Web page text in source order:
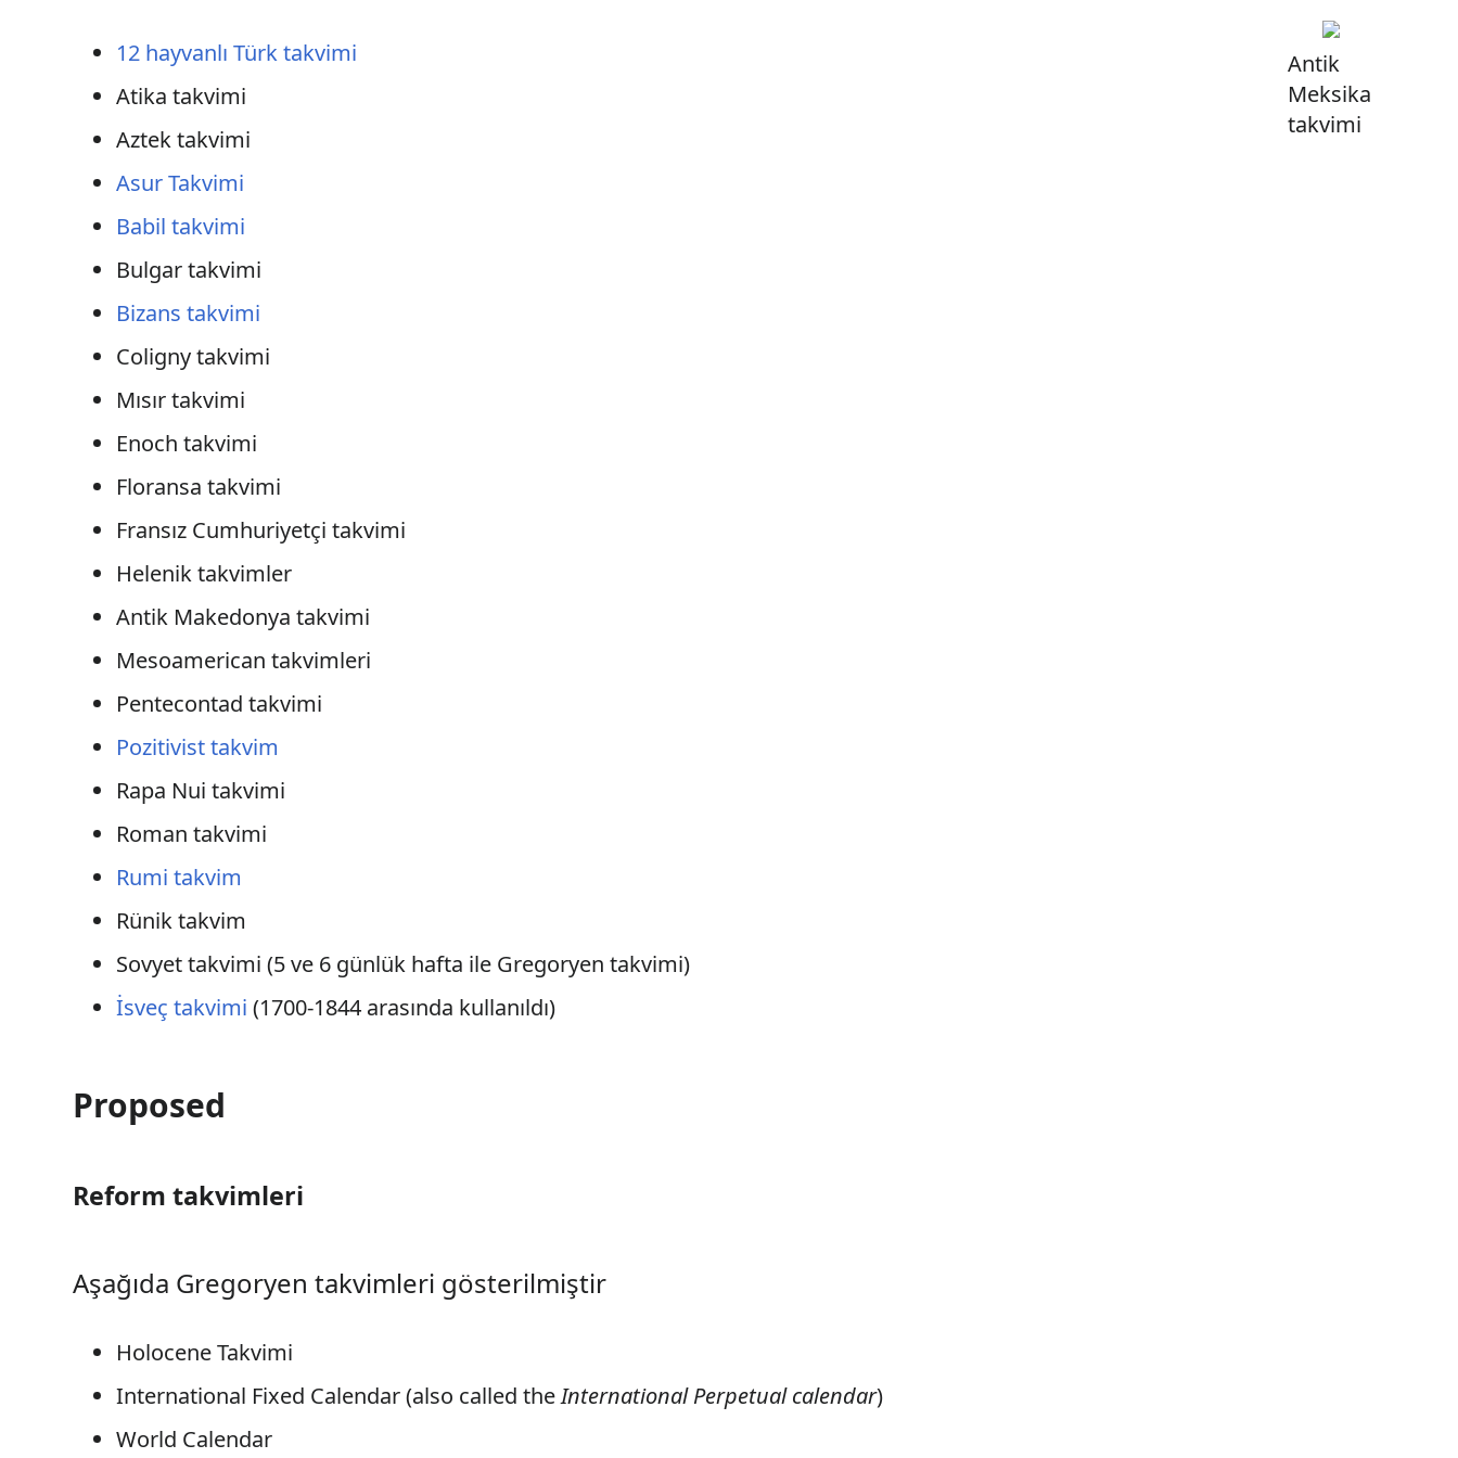
Antik
Meksika
takvimi
12 hayvanlı Türk takvimi
Atika takvimi
Aztek takvimi
Asur Takvimi
Babil takvimi
Bulgar takvimi
Bizans takvimi
Coligny takvimi
Mısır takvimi
Enoch takvimi
Floransa takvimi
Fransız Cumhuriyetçi takvimi
Helenik takvimler
Antik Makedonya takvimi
Mesoamerican takvimleri
Pentecontad takvimi
Pozitivist takvim
Rapa Nui takvimi
Roman takvimi
Rumi takvim
Rünik takvim
Sovyet takvimi (5 ve 6 günlük hafta ile Gregoryen takvimi)
İsveç takvimi (1700-1844 arasında kullanıldı)
Proposed
Reform takvimleri
Aşağıda Gregoryen takvimleri gösterilmiştir
Holocene Takvimi
International Fixed Calendar (also called theInternational Perpetual calendar)
World Calendar